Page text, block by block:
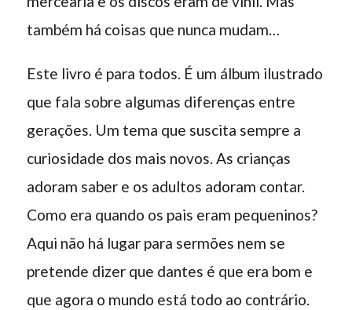
também há coisas que nunca mudam…
Este livro é para todos. É um álbum ilustrado
que fala sobre algumas diferenças entre
gerações. Um tema que suscita sempre a
curiosidade dos mais novos. As crianças
adoram saber e os adultos adoram contar.
Como era quando os pais eram pequeninos?
Aqui não há lugar para sermões nem se
pretende dizer que dantes é que era bom e
que agora o mundo está todo ao contrário.